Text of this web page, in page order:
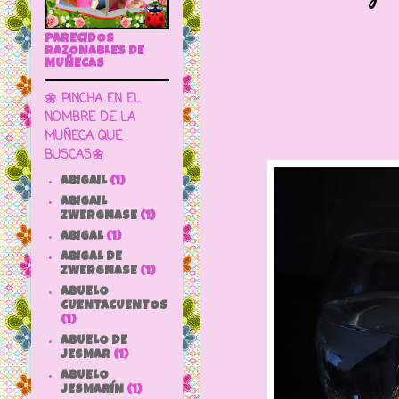
PELO
PARECIDOS
RAZONABLES DE
MUÑECAS
🌼 PINCHA EN EL
NOMBRE DE LA
MUÑECA QUE
BUSCAS🌼
ABIGAIL (1)
ABIGAIL
ZWERGNASE (1)
ABIGAL (1)
ABIGAL DE
ZWERGNASE (1)
ABUELO
CUENTACUENTOS
(1)
ABUELO DE
JESMAR (1)
ABUELO
JESMARÍN (1)